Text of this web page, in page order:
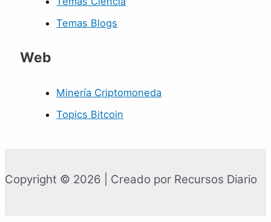
Temas Blogs
Web
Minería Criptomoneda
Topics Bitcoin
Copyright © 2026 | Creado por Recursos Diario